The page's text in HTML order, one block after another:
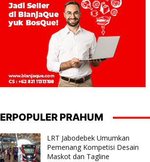
PRAHUM
LRT Jabodebek Umumkan
Pemenang Kompetisi Desain
Maskot dan Tagline